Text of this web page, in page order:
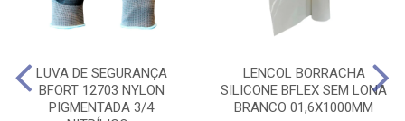
LUVA DE SEGURANÇA
BFORT 12703 NYLON
PIGMENTADA 3/4
LENCOL BORRACHA
SILICONE BFLEX SEM LONA
BRANCO 01,6X1000MM